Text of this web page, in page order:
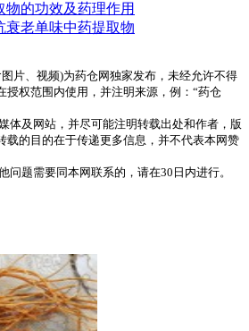
物的功效及药理作用
衰老单味中药提取物
片、视频)为药仓网独家发布，未经允许不得
授权范围内使用，并注明来源，例：“药仓
体及网站，并尽可能注明转载出处和作者，版
载的目的在于传递更多信息，并不代表本网赞
题需要同本网联系的，请在30日内进行。